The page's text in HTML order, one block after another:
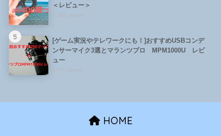
＜レビュー＞
1048 views
5
[ゲーム実況やテレワークにも！]おすすめUSBコンデ
ンサーマイク3選とマランツプロ MPM1000U レビ
ュー
659 views
HOME